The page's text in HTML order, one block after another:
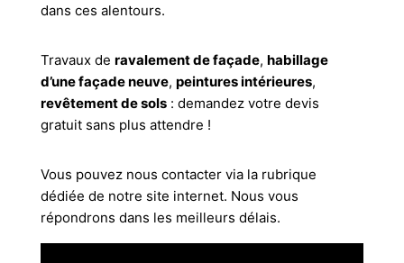
dans ces alentours.
Travaux de ravalement de façade, habillage
d’une façade neuve, peintures intérieures,
revêtement de sols: demandez votre devis
gratuit sans plus attendre !
Vous pouvez nous contacter via la rubrique
dédiée de notre site internet. Nous vous
répondrons dans les meilleurs délais.